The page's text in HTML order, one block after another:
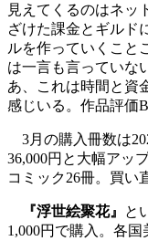
見えてくるのはネッ
ざけた課金とギルド
ルを作っていくこと
は一言も言っていな
あ、これは時間と資
感じいる。作品評価B
3月の購入冊数は
36,000円と大幅アッ
コミック26冊。買い
『浮世絵聚花』
と
1,000円で購入。各